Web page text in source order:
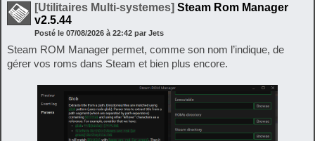
[Utilitaires Multi-systemes] Steam Rom Manager
v2.5.44
Posté le 07/08/2026 à 22:42 par Jets
Steam ROM Manager permet, comme son nom l’indique, de
gérer vos roms dans Steam et bien plus encore.